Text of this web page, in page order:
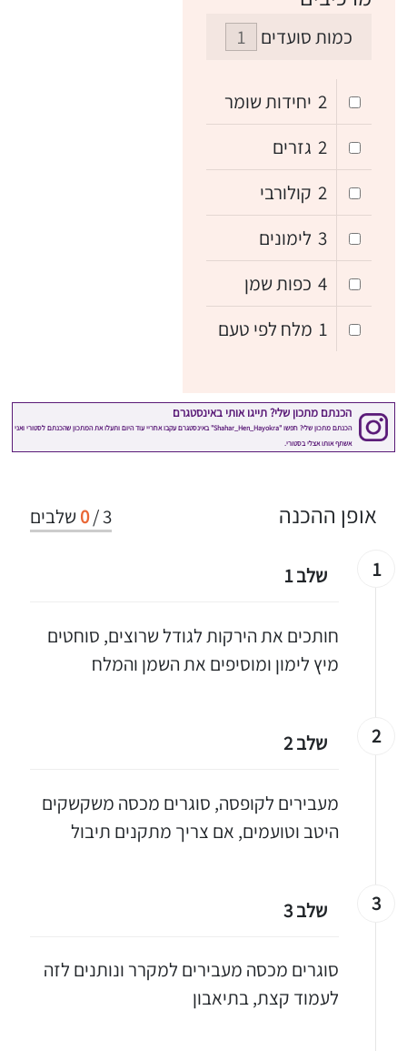
כמות סועדים
2 יחידות שומר
2 גזרים
2 קולורבי
3 לימונים
4 כפות שמן
1 מלח לפי טעם
3
/
0 שלבים אופן ההכנה
1 שלב 1
חותכים את הירקות לגודל שרוצים, סוחטים
מיץ לימון ומוסיפים את השמן והמלח
2 שלב 2
מעבירים לקופסה, סוגרים מכסה משקשקים
היטב וטועמים, אם צריך מתקנים תיבול
3 שלב 3
סוגרים מכסה מעבירים למקרר ונותנים לזה
לעמוד קצת, בתיאבון